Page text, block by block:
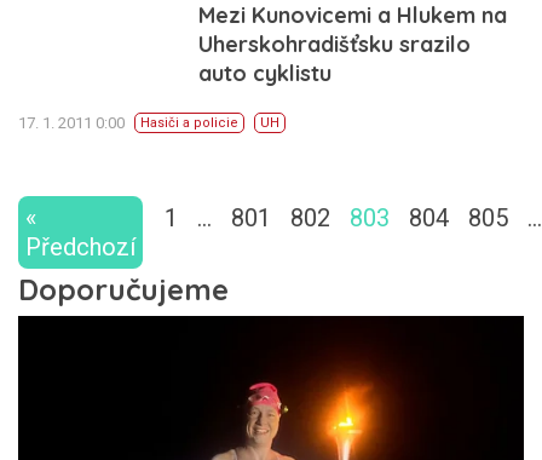
Mezi Kunovicemi a Hlukem na
Uherskohradišťsku srazilo
auto cyklistu
17. 1. 2011 0:00 Hasiči a policie UH
«
Předchozí
1 … 801 802 803 804 805 …